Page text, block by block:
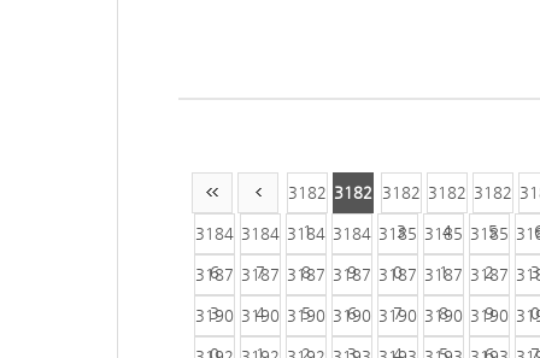
3182
1
3182
2
3182
3
3182
4
3182
5
3184
6
3184
7
3184
8
3184
9
3185
0
3185
1
3185
2 3
3187
3
3187
4
3187
5
3187
6
3187
7
3187
8
3187
9 0
3190
0
3190
1
3190
2
3190
3
3190
4
3190
5
3190
6 7